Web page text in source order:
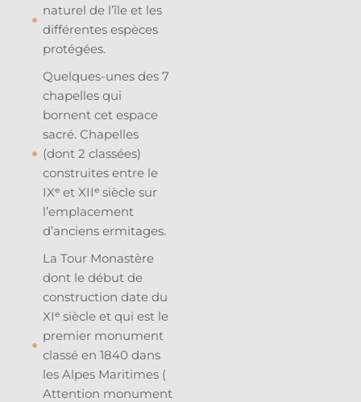
naturel de l’île et les
différentes espèces
protégées.
Quelques-unes des 7
chapelles qui
bornent cet espace
sacré. Chapelles
(dont 2 classées)
construites entre le
IXᵉ et XIIᵉ siècle sur
l’emplacement
d’anciens ermitages.
La Tour Monastère
dont le début de
construction date du
XIᵉ siècle et qui est le
premier monument
classé en 1840 dans
les Alpes Maritimes (
Attention monument